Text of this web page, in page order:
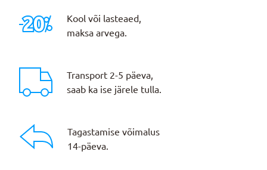
Kool või lasteaed,
maksa arvega.
Transport 2-5 päeva,
saab ka ise järele tulla.
Tagastamise võimalus
14-päeva.